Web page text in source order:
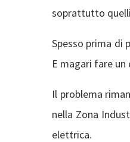
soprattutto
Spesso prima di
E magari fare
Il problema
nella Zona
elettrica.